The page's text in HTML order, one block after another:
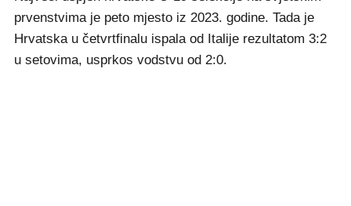
prvenstvima je peto mjesto iz 2023. godine. Tada je
Hrvatska u četvrtfinalu ispala od Italije rezultatom 3:2
u setovima, usprkos vodstvu od 2:0.